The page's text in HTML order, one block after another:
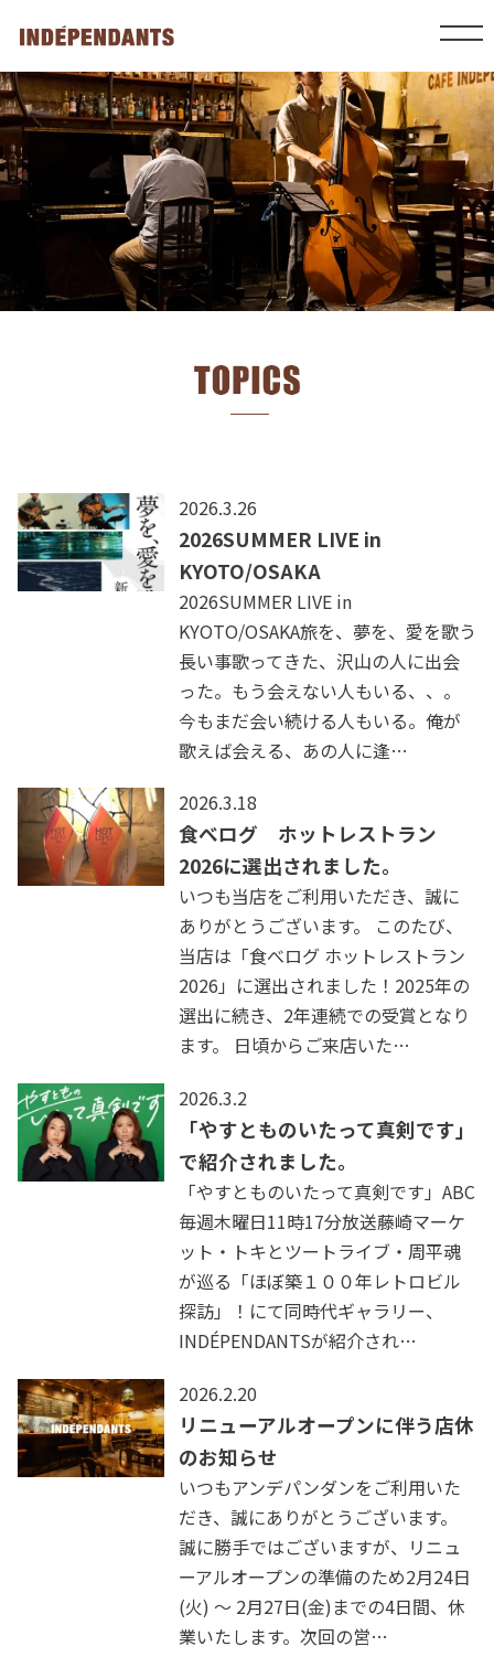
2026.3.26
2026SUMMER LIVE in
KYOTO/OSAKA
2026SUMMER LIVE in
KYOTO/OSAKA旅を、夢を、愛を歌う
長い事歌ってきた、沢山の人に出会
った。もう会えない人もいる、、。
今もまだ会い続ける人もいる。俺が
歌えば会える、あの人に逢…
2026.3.18
食べログ ホットレストラン
2026に選出されました。
いつも当店をご利用いただき、誠に
ありがとうございます。 このたび、
当店は「食べログ ホットレストラン
2026」に選出されました！2025年の
選出に続き、2年連続での受賞となり
ます。 日頃からご来店いた…
2026.3.2
「やすとものいたって真剣です」
で紹介されました。
「やすとものいたって真剣です」ABC
毎週木曜日11時17分放送藤崎マーケ
ット・トキとツートライブ・周平魂
が巡る「ほぼ築１００年レトロビル
探訪」！にて同時代ギャラリー、
INDÉPENDANTSが紹介され…
2026.2.20
リニューアルオープンに伴う店休
のお知らせ
いつもアンデパンダンをご利用いた
だき、誠にありがとうございます。
誠に勝手ではございますが、リニュ
ーアルオープンの準備のため2月24日
(火) ～ 2月27日(金)までの4日間、休
業いたします。次回の営…